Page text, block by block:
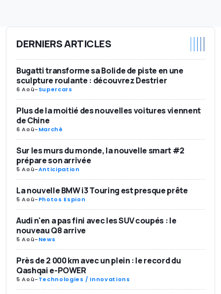
DERNIERS ARTICLES
Bugatti transforme sa Bolide de piste en une
sculpture roulante : découvrez Destrier
6 Aoû-Supercars
Plus de la moitié des nouvelles voitures viennent
de Chine
6 Aoû-Marché
Sur les murs du monde, la nouvelle smart #2
prépare son arrivée
5 Aoû-Anticipation
La nouvelle BMW i3 Touring est presque prête
5 Aoû-Photos Espion
Audi n'en a pas fini avec les SUV coupés : le
nouveau Q8 arrive
5 Aoû-News
Près de 2 000 km avec un plein : le record du
Qashqai e-POWER
5 Aoû-Technologies / Innovations